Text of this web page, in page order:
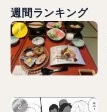
週間ランキング